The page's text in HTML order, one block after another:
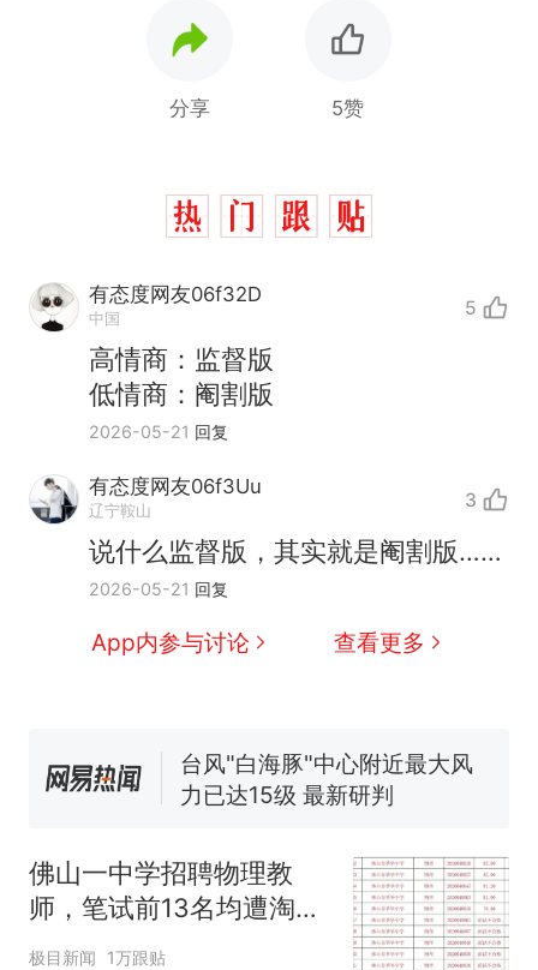
分享 5赞
有态度网友06f32D
中国 5
高情商：监督版
低情商：阉割版
2026-05-21 回复
有态度网友06f3Uu
辽宁鞍山 3
说什么监督版，其实就是阉割版……
2026-05-21 回复
App内参与讨论 查看更多
那个在床头放菜刀的女孩，
因老师一句“跟我回家”改写了
人生搬家报价570元，搬到楼下
交5060元才肯搬上楼！女子傻
眼了……
费大厨“全国小炒肉大王”称
佛山一中学招聘物理教师，笔
试前13名均遭淘汰？教育局：
核查
官方通报
热
那个在床头放菜刀的女孩，
因老师一句“跟我回家”改写了
佛山一中学招聘物理教
师，笔试前13名均遭淘
汰？教育局：已叫停招
极目新闻 1万跟贴